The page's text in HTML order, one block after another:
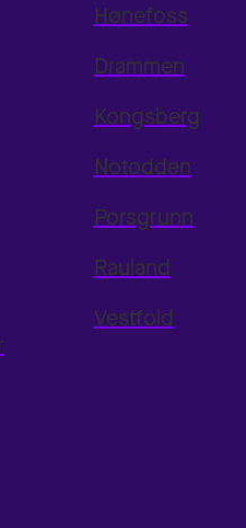
Hønefoss
Drammen
Kongsberg
Notodden
Porsgrunn
Rauland
Vestfold